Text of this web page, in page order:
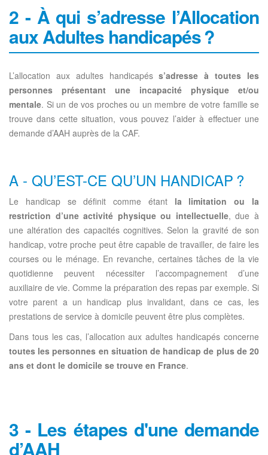
2 - À qui s’adresse l’Allocation
aux Adultes handicapés ?
L’allocation aux adultes handicapéss’adresse à toutes les
personnes présentant une incapacité physique et/ou
mentale. Si un de vos proches ou un membre de votre famille se
trouve dans cette situation, vous pouvez l’aider à effectuer une
demande d’AAH auprès de la CAF.
A - QU’EST-CE QU’UN HANDICAP ?
Le handicap se définit comme étantla limitation ou la
restriction d’une activité physique ou intellectuelle, due à
une altération des capacités cognitives. Selon la gravité de son
handicap, votre proche peut être capable de travailler, de faire les
courses ou le ménage. En revanche, certaines tâches de la vie
quotidienne peuvent nécessiter l’accompagnement d’une
auxiliaire de vie. Comme la préparation des repas par exemple. Si
votre parent a un handicap plus invalidant, dans ce cas, les
prestations de service à domicile peuvent être plus complètes.
Dans tous les cas, l’allocation aux adultes handicapés concerne
toutes les personnes en situation de handicap de plus de 20
ans et dont le domicile se trouve en France.
3 - Les étapes d'une demande
d’AAH